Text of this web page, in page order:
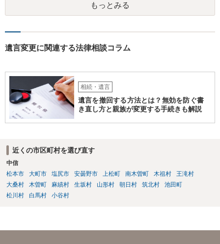
もっとみる
遺言変更に関連する法律相談コラム
相続・遺言
遺言を撤回する方法とは？無効を防ぐ書
き直し方と親族が変更する手続きも解説
近くの市区町村を選び直す
中信
松本市
大町市 塩尻市 安曇野市 上松町 南木曽町 木祖村
王滝村
大桑村
木曽町 麻績村 生坂村 山形村 朝日村 筑北村
池田町
松川村
白馬村 小谷村